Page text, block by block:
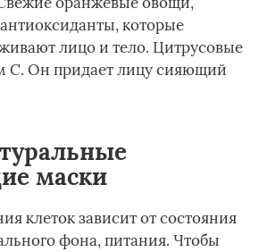
которые
лицо и тело. Цитрусовые
С. Он придает лицу сияющий
маски
клеток зависит от состояния
фона, питания. Чтобы